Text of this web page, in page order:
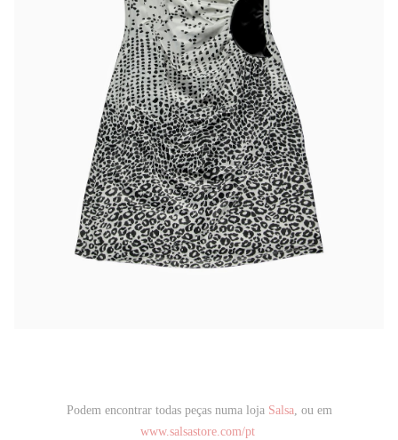
Podem encontrar todas peças numa loja Salsa, ou em
www.salsastore.com/pt